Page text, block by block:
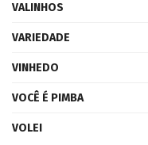
VALINHOS
VARIEDADE
VINHEDO
VOCÊ É PIMBA
VOLEI